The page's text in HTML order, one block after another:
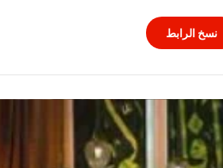
نسخ الرابط
دار الإفتاء توضح الحكم الشرعى لعمل سايبر
يحتوي على ألعاب ترفيهية